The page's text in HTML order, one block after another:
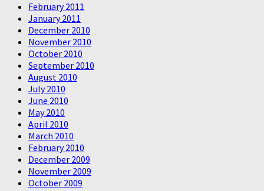
February 2011
January 2011
December 2010
November 2010
October 2010
September 2010
August 2010
July 2010
June 2010
May 2010
April 2010
March 2010
February 2010
December 2009
November 2009
October 2009